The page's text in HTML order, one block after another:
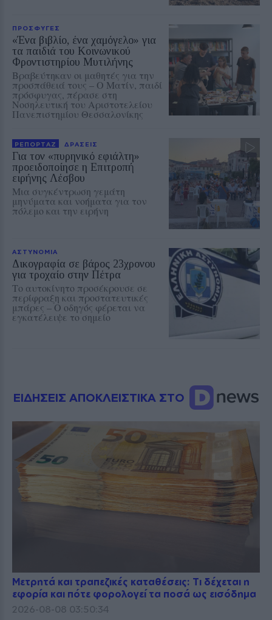
ΠΡΟΣΦΥΓΕΣ
«Ένα βιβλίο, ένα χαμόγελο» για
τα παιδιά του Κοινωνικού
Φροντιστηρίου Μυτιλήνης
Βραβεύτηκαν οι μαθητές για την
προσπάθειά τους – Ο Ματίν, παιδί
πρόσφυγας, πέρασε στη
Νοσηλευτική του Αριστοτελείου
Πανεπιστημίου Θεσσαλονίκης
ΡΕΠΟΡΤΑΖ ΔΡΑΣΕΙΣ
Για τον «πυρηνικό εφιάλτη»
προειδοποίησε η Επιτροπή
ειρήνης Λέσβου
Μια συγκέντρωση γεμάτη
μηνύματα και νοήματα για τον
πόλεμο και την ειρήνη
ΑΣΤΥΝΟΜΙΑ
Δικογραφία σε βάρος 23χρονου
για τροχαίο στην Πέτρα
Το αυτοκίνητο προσέκρουσε σε
περίφραξη και προστατευτικές
μπάρες – Ο οδηγός φέρεται να
εγκατέλειψε το σημείο
ΕΙΔΗΣΕΙΣ ΑΠΟΚΛΕΙΣΤΙΚΑ ΣΤΟ
Μετρητά και τραπεζικές καταθέσεις: Τι δέχεται η
εφορία και πότε φορολογεί τα ποσά ως εισόδημα
2026-08-08 03:50:34